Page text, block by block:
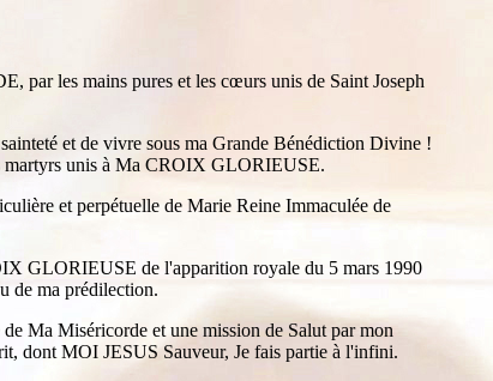
par les mains pures et les cœurs unis de Saint Joseph
et de vivre sous ma Grande Bénédiction Divine !
martyrs unis à Ma CROIX GLORIEUSE.
et perpétuelle de Marie Reine Immaculée de
GLORIEUSE de l'apparition royale du 5 mars 1990
de ma prédilection.
Ma Miséricorde et une mission de Salut par mon
dont MOI JESUS Sauveur, Je fais partie à l'infini.